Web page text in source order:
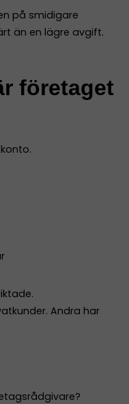
på smidigare
än en lägre avgift.
företaget
Andra har